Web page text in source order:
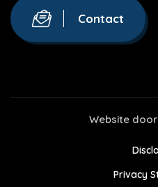
Contact
Website door
Privacy